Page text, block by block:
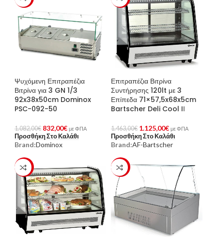
Ψυχόμενη Επιτραπέζια
Βιτρίνα για 3 GN 1/3
92x38x50cm Dominox
PSC-092-50
1.082,00€ 832,00€ με ΦΠΑ
Προσθήκη Στο Καλάθι
Brand:Dominox
Επιτραπέζια Βιτρίνα
Συντήρησης 120lt με 3
Επίπεδα 71×57,5x68x5cm
Bartscher Deli Cool IΙ
1.463,00€ 1.125,00€ με ΦΠΑ
Προσθήκη Στο Καλάθι
Brand:AF-Bartscher
-23% -23%